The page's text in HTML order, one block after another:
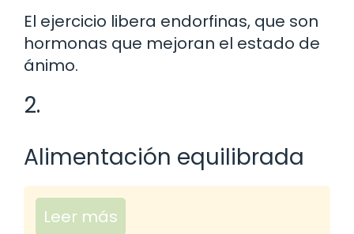
El ejercicio libera endorfinas, que son
hormonas que mejoran el estado de
ánimo.
2.
Alimentación equilibrada
Leer más